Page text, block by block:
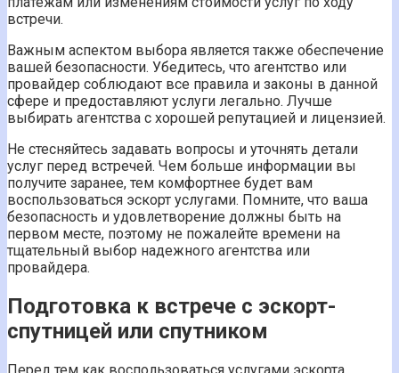
встречи.
Важным аспектом выбора является также обеспечение
вашей безопасности. Убедитесь, что агентство или
провайдер соблюдают все правила и законы в данной
сфере и предоставляют услуги легально. Лучше
выбирать агентства с хорошей репутацией и лицензией.
Не стесняйтесь задавать вопросы и уточнять детали
услуг перед встречей. Чем больше информации вы
получите заранее, тем комфортнее будет вам
воспользоваться эскорт услугами. Помните, что ваша
безопасность и удовлетворение должны быть на
первом месте, поэтому не пожалейте времени на
тщательный выбор надежного агентства или
провайдера.
Подготовка к встрече с эскорт-
спутницей или спутником